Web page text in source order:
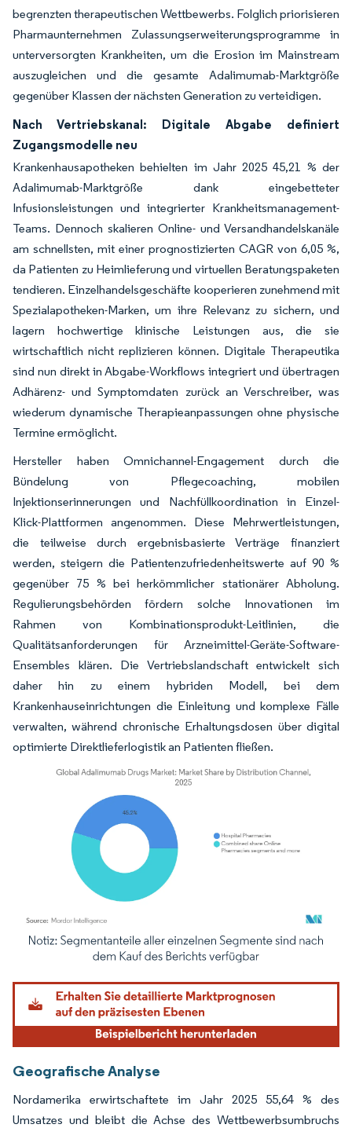
begrenzten therapeutischen Wettbewerbs. Folglich priorisieren
Pharmaunternehmen Zulassungserweiterungsprogramme in
unterversorgten Krankheiten, um die Erosion im Mainstream
auszugleichen und die gesamte Adalimumab-Marktgröße
gegenüber Klassen der nächsten Generation zu verteidigen.
Nach Vertriebskanal: Digitale Abgabe definiert
Zugangsmodelle neu
Krankenhausapotheken behielten im Jahr 2025 45,21 % der
Adalimumab-Marktgröße dank eingebetteter
Infusionsleistungen und integrierter Krankheitsmanagement-
Teams. Dennoch skalieren Online- und Versandhandelskanäle
am schnellsten, mit einer prognostizierten CAGR von 6,05 %,
da Patienten zu Heimlieferung und virtuellen Beratungspaketen
tendieren. Einzelhandelsgeschäfte kooperieren zunehmend mit
Spezialapotheken-Marken, um ihre Relevanz zu sichern, und
lagern hochwertige klinische Leistungen aus, die sie
wirtschaftlich nicht replizieren können. Digitale Therapeutika
sind nun direkt in Abgabe-Workflows integriert und übertragen
Adhärenz- und Symptomdaten zurück an Verschreiber, was
wiederum dynamische Therapieanpassungen ohne physische
Termine ermöglicht.
Hersteller haben Omnichannel-Engagement durch die
Bündelung von Pflegecoaching, mobilen
Injektionserinnerungen und Nachfüllkoordination in Einzel-
Klick-Plattformen angenommen. Diese Mehrwertleistungen,
die teilweise durch ergebnisbasierte Verträge finanziert
werden, steigern die Patientenzufriedenheitswerte auf 90 %
gegenüber 75 % bei herkömmlicher stationärer Abholung.
Regulierungsbehörden fördern solche Innovationen im
Rahmen von Kombinationsprodukt-Leitlinien, die
Qualitätsanforderungen für Arzneimittel-Geräte-Software-
Ensembles klären. Die Vertriebslandschaft entwickelt sich
daher hin zu einem hybriden Modell, bei dem
Krankenhauseinrichtungen die Einleitung und komplexe Fälle
verwalten, während chronische Erhaltungsdosen über digital
optimierte Direktlieferlogistik an Patienten fließen.
Bild © Mordor Intelligence. Wiederverwendung erfordert Namensnennung
Geografische Analyse
Nordamerika erwirtschaftete im Jahr 2025 55,64 % des
Umsatzes und bleibt die Achse des Wettbewerbsumbruchs